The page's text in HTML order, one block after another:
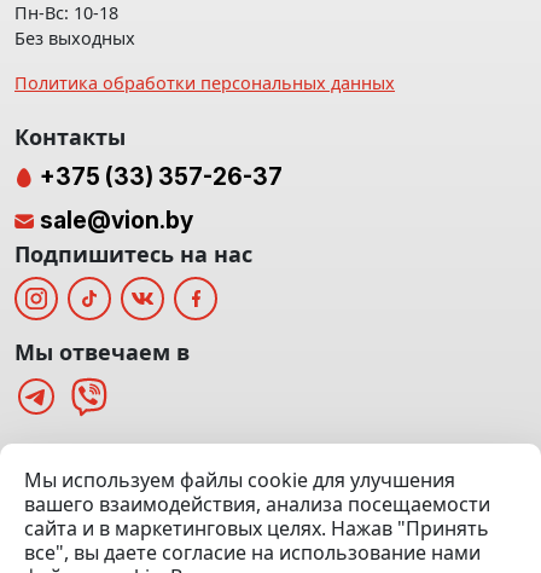
(Офис: 5 этаж | Осмотр авто: 5 этаж)
Посмотреть на карте
Пн-Вс: 10-18
Без выходных
Политика обработки персональных данных
Мы используем файлы cookie для улучшения
вашего взаимодействия, анализа посещаемости
сайта и в маркетинговых целях. Нажав "Принять
все", вы даете согласие на использование нами
Контакты
+375 (33) 357-26-37
sale@vion.by
Подпишитесь на нас
Мы отвечаем в